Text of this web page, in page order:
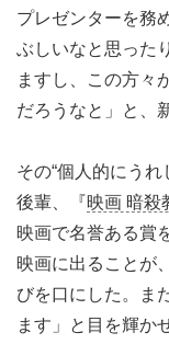
プレゼンターを務
ぶしいなと思った
ますし、この方々
だろうなと」と、
その“個人的にう
後輩、『映画 暗殺
映画で名誉ある賞
映画に出ることが
びを口にした。ま
ます」と目を輝か